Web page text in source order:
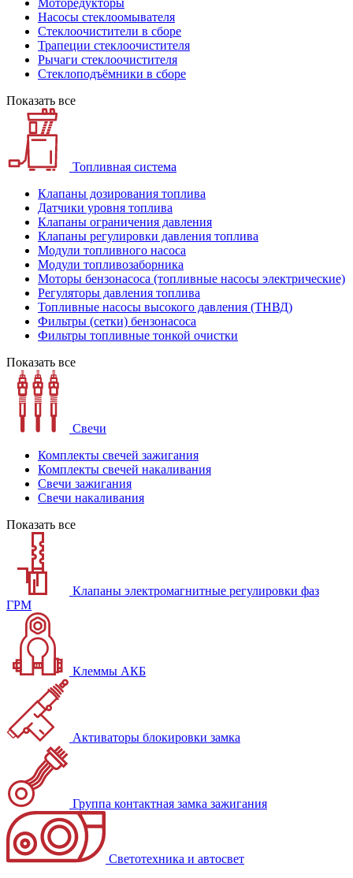
Моторедукторы
Насосы стеклоомывателя
Стеклоочистители в сборе
Трапеции стеклоочистителя
Рычаги стеклоочистителя
Стеклоподъёмники в сборе
Показать все
Топливная система
Клапаны дозирования топлива
Датчики уровня топлива
Клапаны ограничения давления
Клапаны регулировки давления топлива
Модули топливного насоса
Модули топливозаборника
Моторы бензонасоса (топливные насосы электрические)
Регуляторы давления топлива
Топливные насосы высокого давления (ТНВД)
Фильтры (сетки) бензонасоса
Фильтры топливные тонкой очистки
Показать все
Свечи
Комплекты свечей зажигания
Комплекты свечей накаливания
Свечи зажигания
Свечи накаливания
Показать все
Клапаны электромагнитные регулировки фаз
ГРМ
Клеммы АКБ
Активаторы блокировки замка
Группа контактная замка зажигания
Светотехника и автосвет